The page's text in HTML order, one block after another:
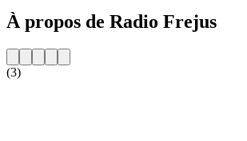
À propos de Radio Frejus
(3)